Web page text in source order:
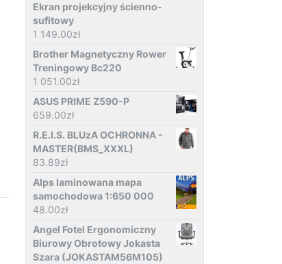
Ekran projekcyjny ścienno-
sufitowy
1 149.00zł
Brother Magnetyczny Rower
Treningowy Bc220
1 051.00zł
ASUS PRIME Z590-P
659.00zł
R.E.I.S. BLUzA OCHRONNA -
MASTER(BMS_XXXL)
83.89zł
Alps laminowana mapa
samochodowa 1:650 000
48.00zł
Angel Fotel Ergonomiczny
Biurowy Obrotowy Jokasta
Szara (JOKASTAM56M105)